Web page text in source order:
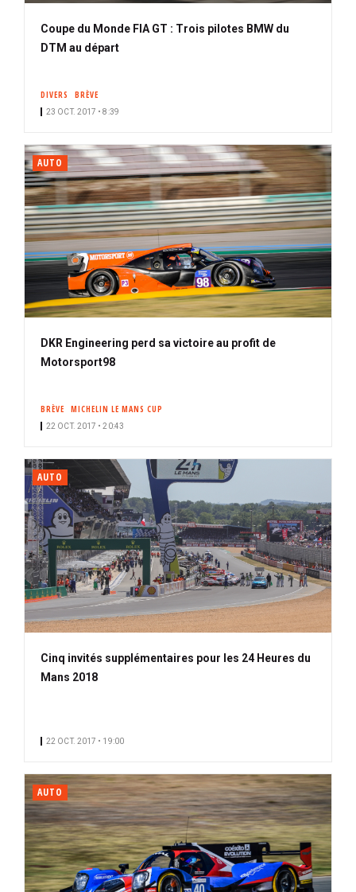
Coupe du Monde FIA GT : Trois pilotes BMW du
DTM au départ
DIVERS BRÈVE
23 OCT. 2017 • 8:39
AUTO
DKR Engineering perd sa victoire au profit de
Motorsport98
BRÈVE MICHELIN LE MANS CUP
22 OCT. 2017 • 20:43
AUTO
Cinq invités supplémentaires pour les 24 Heures du
Mans 2018
22 OCT. 2017 • 19:00
AUTO